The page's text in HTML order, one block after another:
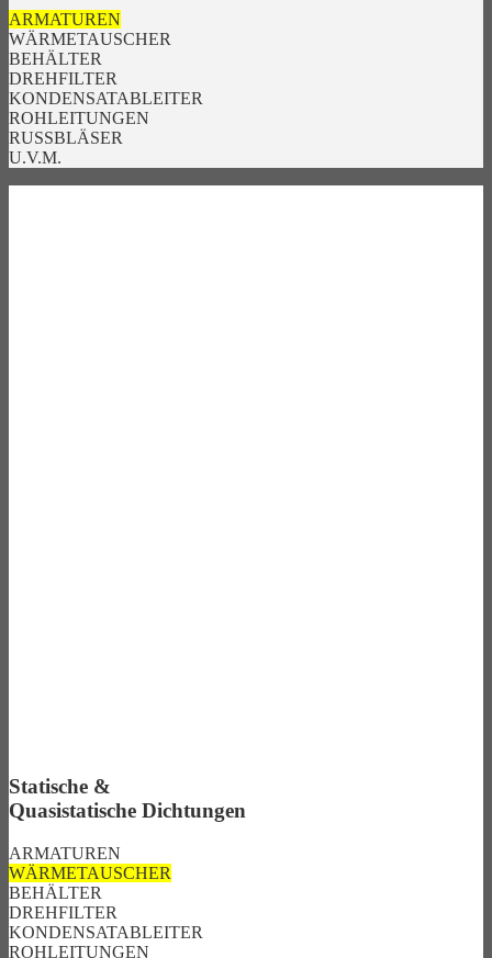
ARMATUREN
WÄRMETAUSCHER
BEHÄLTER
DREHFILTER
KONDENSATABLEITER
ROHLEITUNGEN
RUSSBLÄSER
U.V.M.
Statische &
Quasistatische Dichtungen
ARMATUREN
WÄRMETAUSCHER
BEHÄLTER
DREHFILTER
KONDENSATABLEITER
ROHLEITUNGEN